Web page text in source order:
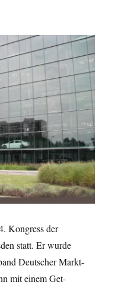
Kongress der
statt. Er wurde
Deutscher Markt-
mit einem Get-